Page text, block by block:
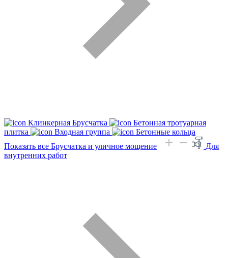
Клинкерная Брусчатка
Бетонная тротуарная
плитка
Входная группа
Бетонные кольца
Показать все Брусчатка и уличное мощение
Для
внутренних работ